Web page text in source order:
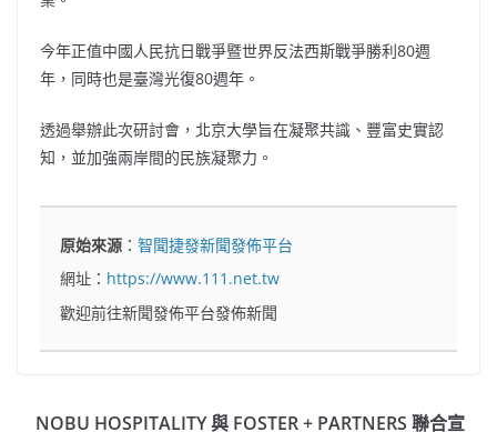
今年正值中國人民抗日戰爭暨世界反法西斯戰爭勝利80週
年，同時也是臺灣光復80週年。
透過舉辦此次研討會，北京大學旨在凝聚共識、豐富史實認
知，並加強兩岸間的民族凝聚力。
原始來源 ：智聞捷發新聞發佈平台
網址： https://www.111.net.tw
歡迎前往新聞發佈平台發佈新聞
NOBU HOSPITALITY 與 FOSTER + PARTNERS 聯合宣